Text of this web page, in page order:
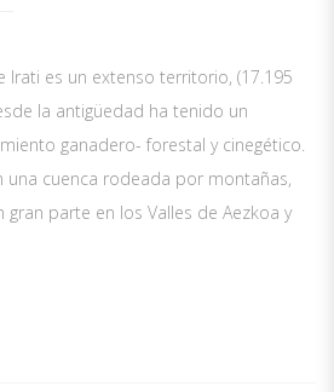
Irati es un extenso territorio, (17.195
la antigüedad ha tenido un
ganadero- forestal y cinegético.
una cuenca rodeada por montañas,
gran parte en los Valles de Aezkoa y